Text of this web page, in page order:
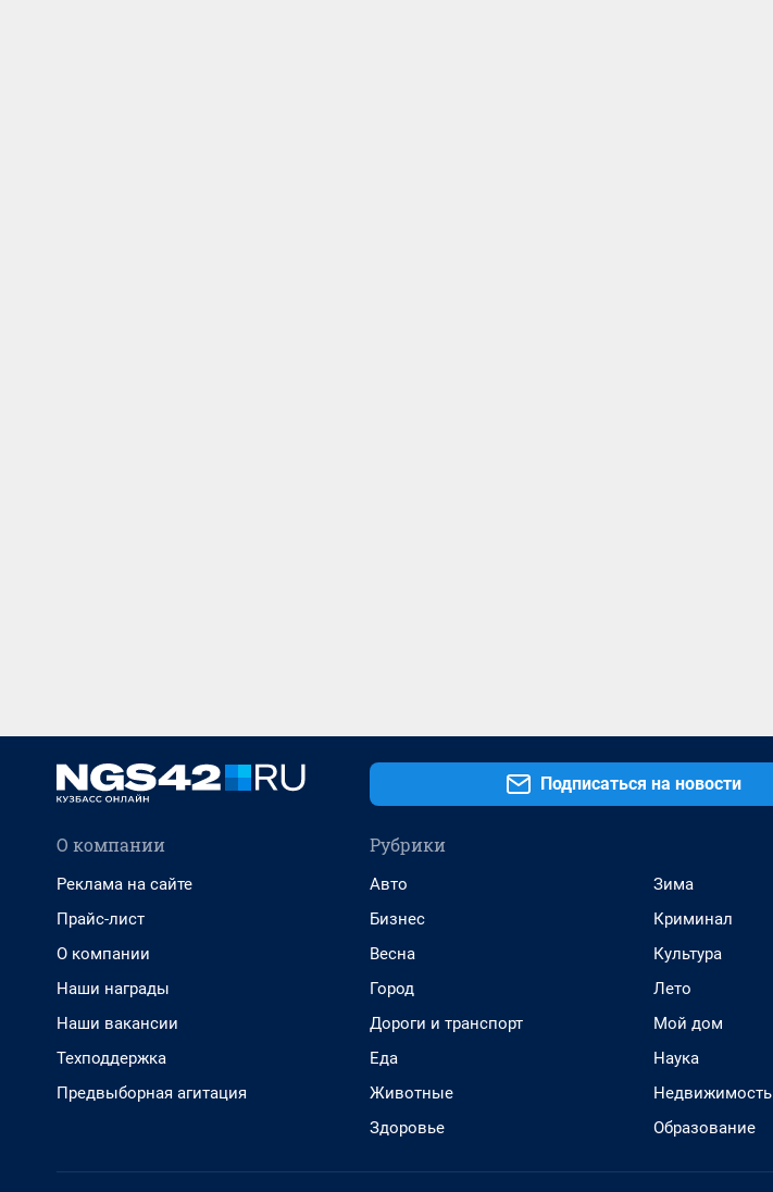
Подписаться на новости
О компании
Реклама на сайте
Прайс-лист
О компании
Наши награды
Наши вакансии
Техподдержка
Предвыборная агитация
Рубрики
Авто
Бизнес
Весна
Город
Дороги и транспорт
Еда
Животные
Здоровье
Зима
Криминал
Культура
Лето
Мой дом
Наука
Недвижимость
Образование